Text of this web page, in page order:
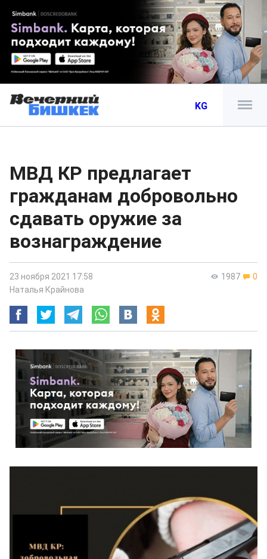
KG
МВД КР предлагает
гражданам добровольно
сдавать оружие за
вознаграждение
1987 0
23 ноября 2021 17:58
Наталья Крайнова